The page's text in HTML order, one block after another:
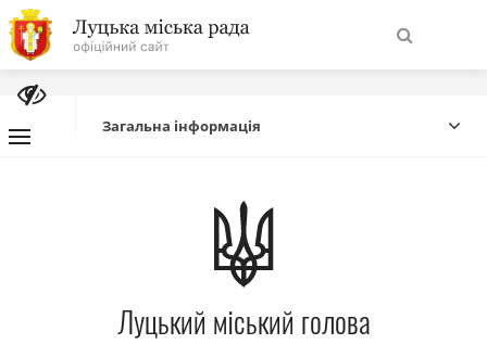
На
головну
Про місто
Міська влада
Міська рада
Загальна інформація
Луцький міський голова